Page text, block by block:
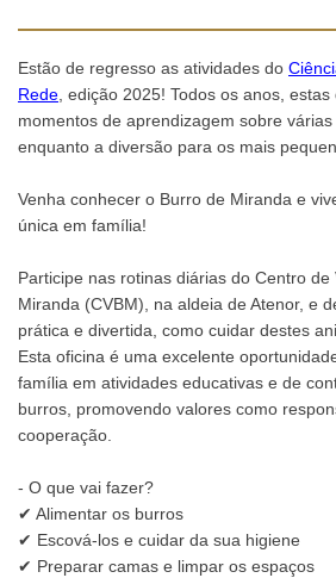
Estão de regresso as atividades do
Rede , edição 2025! Todos os anos,
momentos de aprendizagem sobre várias
enquanto a diversão para os mais
Venha conhecer o Burro de Miranda e
única em família!
Participe nas rotinas diárias do Centro
Miranda (CVBM), na aldeia de Atenor, e
prática e divertida, como cuidar destes
Esta oficina é uma excelente
família em atividades educativas e de
burros, promovendo valores como
cooperação.
- O que vai fazer?
✔ Alimentar os burros
✔ Escová-los e cuidar da sua higiene
✔ Preparar camas e limpar os espaços